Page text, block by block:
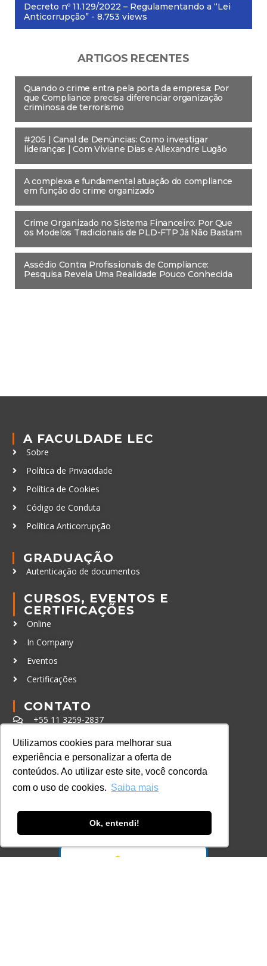
Utilizamos cookies para melhorar sua
experiência e personalizar a oferta de
conteúdos. Ao utilizar este site, você concorda
com o uso de cookies. Saiba mais
Ok, entendi!
Decreto nº 11.129/2022 – Regulamentando a “Lei
Anticorrupção” - 8.753 views
ARTIGOS RECENTES
Quando o crime entra pela porta da empresa: Por
que Compliance precisa diferenciar organização
criminosa de terrorismo
#205 | Canal de Denúncias: Como investigar
lideranças | Com Viviane Dias e Allexandre Lugão
A complexa e fundamental atuação do compliance
em função do crime organizado
Crime Organizado no Sistema Financeiro: Por Que
os Modelos Tradicionais de PLD-FTP Já Não Bastam
Assédio Contra Profissionais de Compliance:
Pesquisa Revela Uma Realidade Pouco Conhecida
A FACULDADE LEC
Sobre
Política de Privacidade
Política de Cookies
Código de Conduta
Política Anticorrupção
GRADUAÇÃO
Autenticação de documentos
CURSOS, EVENTOS E
CERTIFICAÇÕES
Online
In Company
Eventos
Certificações
CONTATO
+55 11 3259-2837
+55 11 98924-8322
contato@lec.com.br
Ferramenta Antifraude
Consulte aqui o cadastro da Instituição no